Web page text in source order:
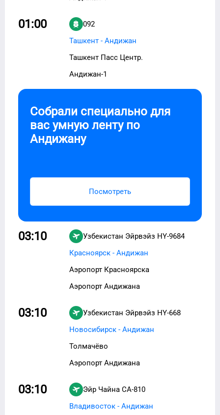
01:00
092
Ташкент - Андижан
Ташкент Пасс Центр.
Андижан-1
Собрали специально для
вас умную ленту по
Андижану
Посмотреть
03:10 Узбекистан Эйрвэйз HY-9684
Красноярск - Андижан
Аэропорт Красноярска
Аэропорт Андижана
03:10 Узбекистан Эйрвэйз HY-668
Новосибирск - Андижан
Толмачёво
Аэропорт Андижана
03:10 Эйр Чайна CA-810
Владивосток - Андижан